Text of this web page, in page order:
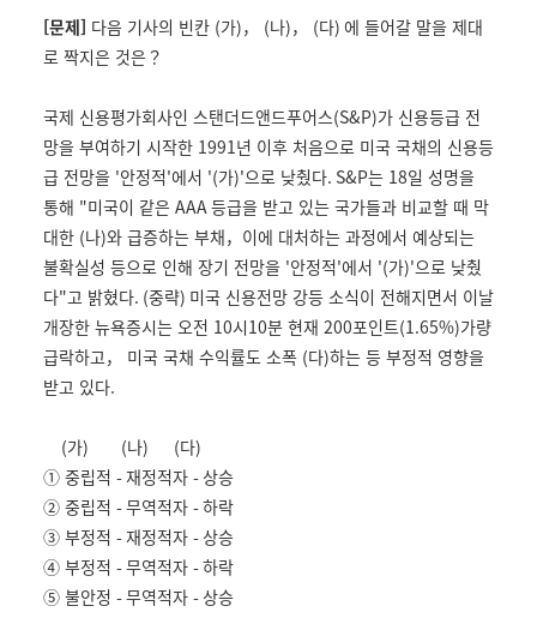
[문제] 다음 기사의 빈칸 (가)， (나)， (다) 에 들어갈 말을 제대
로 짝지은 것은？
국제 신용평가회사인 스탠더드앤드푸어스(S&P)가 신용등급 전
망을 부여하기 시작한 1991년 이후 처음으로 미국 국채의 신용등
급 전망을 '안정적'에서 '(가)'으로 낮췄다. S&P는 18일 성명을
통해 "미국이 같은 AAA등급을 받고 있는 국가들과 비교할 때 막
대한 (나)와 급증하는 부채，이에 대처하는 과정에서 예상되는
불확실성 등으로 인해 장기 전망을 '안정적'에서 '(가)'으로 낮췄
다"고 밝혔다. (중략) 미국 신용전망 강등 소식이 전해지면서 이날
개장한 뉴욕증시는 오전 10시10분 현재 200포인트(1.65%)가량
급락하고， 미국 국채 수익률도 소폭 (다)하는 등 부정적 영향을
받고 있다.
(가) (나) (다)
① 중립적 -재정적자 -상승
② 중립적 -무역적자 -하락
③ 부정적 -재정적자 -상승
④ 부정적 -무역적자 -하락
⑤ 불안정 -무역적자 -상승